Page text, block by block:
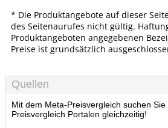
* Die Produktangebote auf dieser
des Seitenaurufes nicht gültig.
Produktangeboten angegebenen
Preise ist grundsätzlich
Quellen
Mit dem Meta-Preisvergleich suchen
Preisvergleich Portalen gleichzeitig!